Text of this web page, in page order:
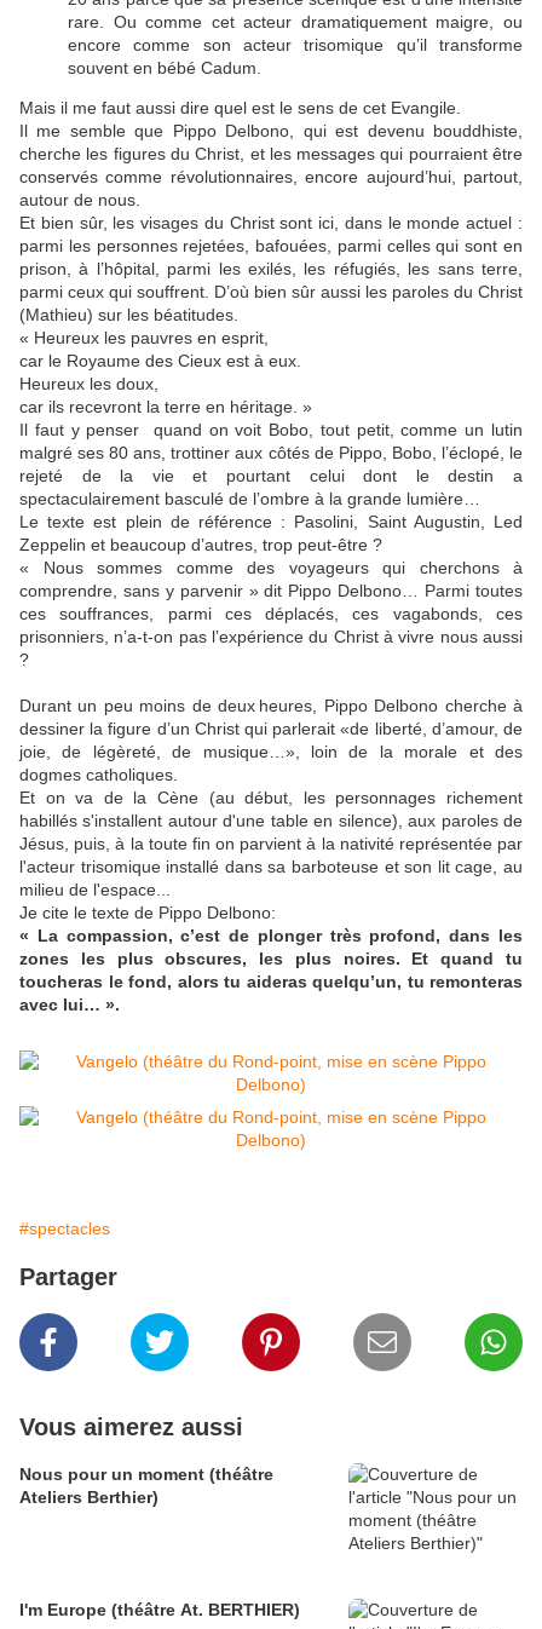
rare. Ou comme cet acteur dramatiquement maigre, ou
encore comme son acteur trisomique qu’il transforme
souvent en bébé Cadum.
Mais il me faut aussi dire quel est le sens de cet Evangile.
Il me semble que Pippo Delbono, qui est devenu bouddhiste,
cherche les figures du Christ, et les messages qui pourraient être
conservés comme révolutionnaires, encore aujourd’hui, partout,
autour de nous.
Et bien sûr, les visages du Christ sont ici, dans le monde actuel :
parmi les personnes rejetées, bafouées, parmi celles qui sont en
prison, à l’hôpital, parmi les exilés, les réfugiés, les sans terre,
parmi ceux qui souffrent. D’où bien sûr aussi les paroles du Christ
(Mathieu) sur les béatitudes.
« Heureux les pauvres en esprit,
car le Royaume des Cieux est à eux.
Heureux les doux,
car ils recevront la terre en héritage. »
Il faut y penser quand on voit Bobo, tout petit, comme un lutin
malgré ses 80 ans, trottiner aux côtés de Pippo, Bobo, l’éclopé, le
rejeté de la vie et pourtant celui dont le destin a
spectaculairement basculé de l’ombre à la grande lumière…
Le texte est plein de référence : Pasolini, Saint Augustin, Led
Zeppelin et beaucoup d’autres, trop peut-être ?
« Nous sommes comme des voyageurs qui cherchons à
comprendre, sans y parvenir » dit Pippo Delbono… Parmi toutes
ces souffrances, parmi ces déplacés, ces vagabonds, ces
prisonniers, n’a-t-on pas l’expérience du Christ à vivre nous aussi
?
Durant un peu moins de deux heures, Pippo Delbono cherche à
dessiner la figure d’un Christ qui parlerait «de liberté, d’amour, de
joie, de légèreté, de musique…», loin de la morale et des
dogmes catholiques.
Et on va de la Cène (au début, les personnages richement
habillés s'installent autour d'une table en silence), aux paroles de
Jésus, puis, à la toute fin on parvient à la nativité représentée par
l'acteur trisomique installé dans sa barboteuse et son lit cage, au
milieu de l'espace...
Je cite le texte de Pippo Delbono:
« La compassion, c’est de plonger très profond, dans les
zones les plus obscures, les plus noires. Et quand tu
toucheras le fond, alors tu aideras quelqu’un, tu remonteras
avec lui… ».
#spectacles
Partager
Vous aimerez aussi
Nous pour un moment (théâtre
Ateliers Berthier)
I'm Europe (théâtre At. BERTHIER)